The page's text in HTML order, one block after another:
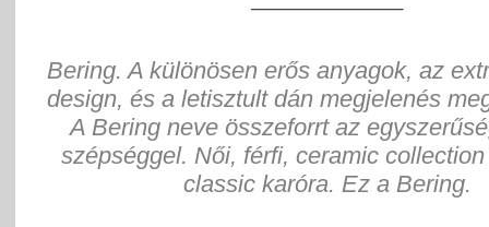
Bering. A különösen erős anyagok, az
design, és a letisztult dán megjelenés
A Bering neve összeforrt az
szépséggel. Női, férfi, ceramic
classic karóra. Ez a Bering.